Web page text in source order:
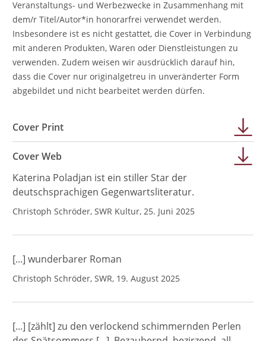
Veranstaltungs- und Werbezwecke in Zusammenhang mit
dem/r Titel/Autor*in honorarfrei verwendet werden.
Insbesondere ist es nicht gestattet, die Cover in Verbindung
mit anderen Produkten, Waren oder Dienstleistungen zu
verwenden. Zudem weisen wir ausdrücklich darauf hin,
dass die Cover nur originalgetreu in unveränderter Form
abgebildet und nicht bearbeitet werden dürfen.
Cover Print
Cover Web
Katerina Poladjan ist ein stiller Star der
deutschsprachigen Gegenwartsliteratur.
Christoph Schröder, SWR Kultur, 25. Juni 2025
[...] wunderbarer Roman
Christoph Schröder, SWR, 19. August 2025
[...] [zählt] zu den verlockend schimmernden Perlen